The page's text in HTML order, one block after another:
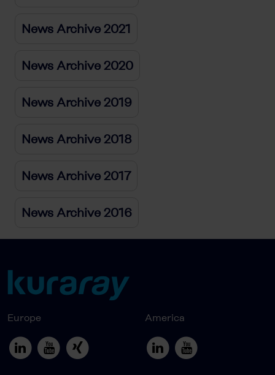
News Archive 2021
News Archive 2020
News Archive 2019
News Archive 2018
News Archive 2017
News Archive 2016
Europe America